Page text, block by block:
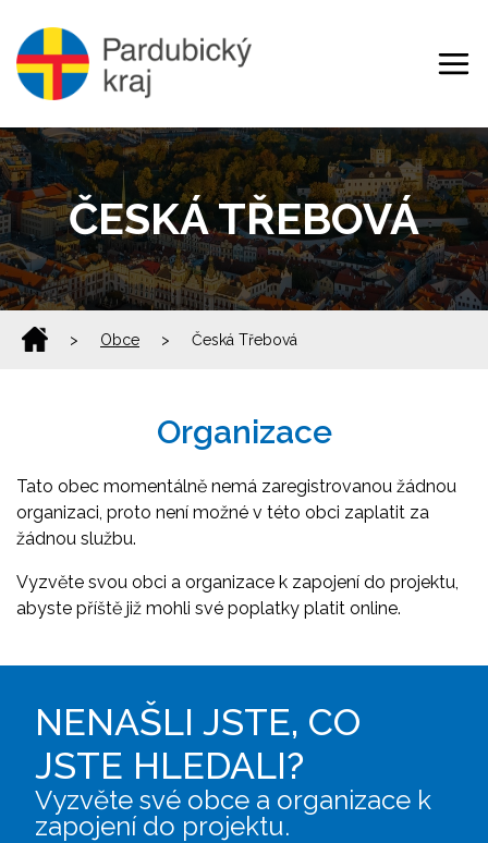
ČESKÁ TŘEBOVÁ
> Obce > Česká Třebová
Organizace
Tato obec momentálně nemá zaregistrovanou žádnou
organizaci, proto není možné v této obci zaplatit za
žádnou službu.
Vyzvěte svou obci a organizace k zapojení do projektu,
abyste příště již mohli své poplatky platit online.
NENAŠLI JSTE, CO
JSTE HLEDALI?
Vyzvěte své obce a organizace k
zapojení do projektu.